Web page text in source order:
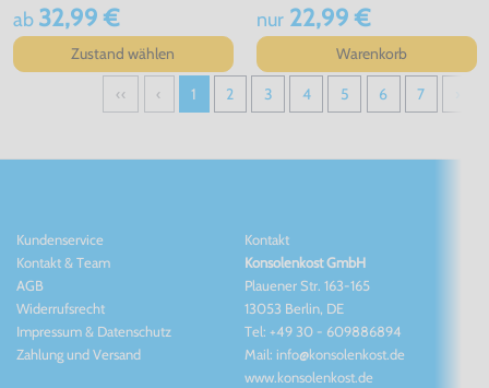
ab 32,99 €
Zustand wählen
nur22,99 €
Warenkorb
‹‹ ‹ 1 2 3 4 5 6 7
Kundenservice
Kontakt & Team
AGB
Widerrufsrecht
Impressum & Datenschutz
Zahlung und Versand
Kontakt
Konsolenkost GmbH
Plauener Str. 163-165
13053 Berlin, DE
Tel: +49 30 - 609886894
Mail: info@konsolenkost.de
www.konsolenkost.de